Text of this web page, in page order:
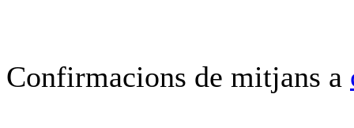
Confirmacions de mitjans a